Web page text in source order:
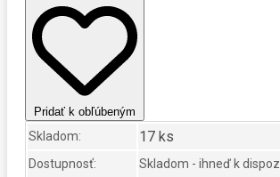
Pridať k obľúbeným
Skladom: 17 ks
Dostupnosť:
Skladom - ihneď k